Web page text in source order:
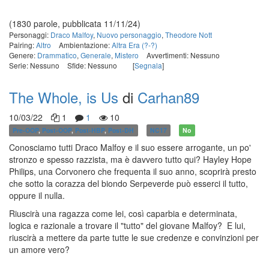
(1830 parole, pubblicata 11/11/24)
Personaggi: Draco Malfoy, Nuovo personaggio, Theodore Nott
Pairing:Altro Ambientazione:Altra Era (?-?)
Genere: Drammatico, Generale, Mistero
Avvertimenti: Nessuno
Serie: Nessuno
Sfide: Nessuno [Segnala]
The Whole, is Us di Carhan89
10/03/22 1 1 10
Pre-OOP, Post-OOP, Post-HBP, Post-DH NC17 No
Conosciamo tutti Draco Malfoy e il suo essere arrogante, un po'
stronzo e spesso razzista, ma è davvero tutto qui? Hayley Hope
Philips, una Corvonero che frequenta il suo anno, scoprirà presto
che sotto la corazza del biondo Serpeverde può esserci il tutto,
oppure il nulla.
Riuscirà una ragazza come lei, così caparbia e determinata,
logica e razionale a trovare il "tutto" del giovane Malfoy? E lui,
riuscirà a mettere da parte tutte le sue credenze e convinzioni per
un amore vero?